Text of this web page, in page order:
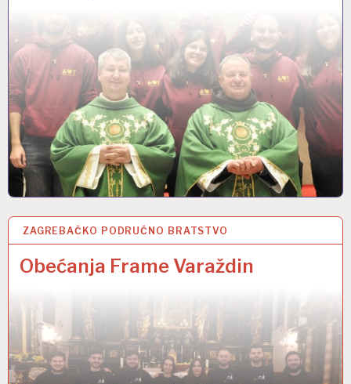
ZAGREBAČKO PODRUČNO BRATSTVO
Obećanja Frame Varaždin
5 STU 2025